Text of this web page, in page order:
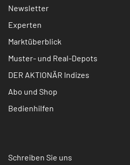
Newsletter
Experten
Marktüberblick
Muster- und Real-Depots
DER AKTIONÄR Indizes
Abo und Shop
Bedienhilfen
Schreiben Sie uns